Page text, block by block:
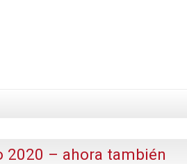
2020 – ahora también